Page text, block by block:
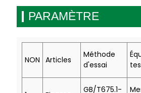
PARAMÈTRE
NON Articles
Méthode
d'essai
GB/T675.1-